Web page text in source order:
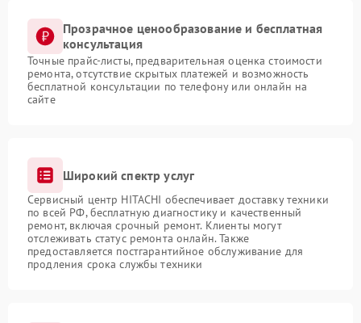
Прозрачное ценообразование и бесплатная
консультация
Точные прайс-листы, предварительная оценка стоимости
ремонта, отсутствие скрытых платежей и возможность
бесплатной консультации по телефону или онлайн на
сайте
Широкий спектр услуг
Сервисный центр HITACHI обеспечивает доставку техники
по всей РФ, бесплатную диагностику и качественный
ремонт, включая срочный ремонт. Клиенты могут
отслеживать статус ремонта онлайн. Также
предоставляется постгарантийное обслуживание для
продления срока службы техники